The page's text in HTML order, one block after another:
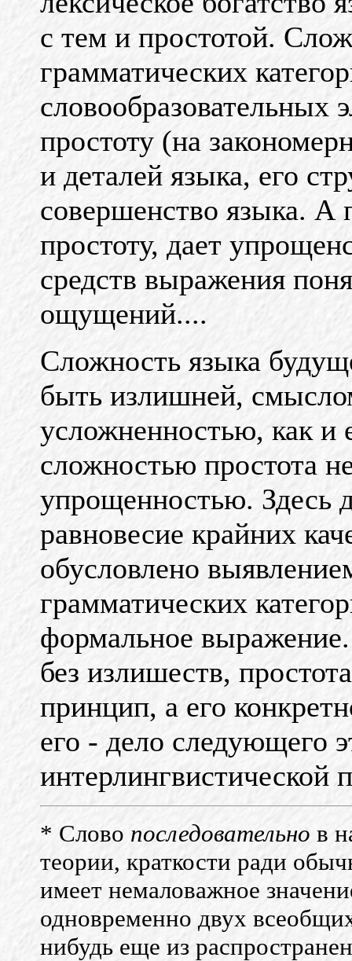
с тем и простотой.
грамматических
словообразовательных
простоту (на
и деталей языка, его
совершенство языка. А
простоту, дает
средств выражения
ощущений....
Сложность языка
быть излишней,
усложненностью, как и
сложностью простота
упрощенностью. Здесь
равновесие крайних
обусловлено
грамматических
формальное
без излишеств,
принцип, а его
его - дело следующего
интерлингвистической
* Слово последовательно в
теории, краткости ради
имеет немаловажное
одновременно двух
нибудь еще из